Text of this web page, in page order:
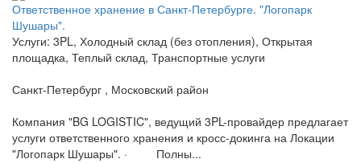
Ответственное хранение в Санкт-Петербурге. "Логопарк
Шушары".
Услуги: 3PL, Холодный склад (без отопления), Открытая
площадка, Теплый склад, Транспортные услуги
Санкт-Петербург , Московский район
Компания "BG LOGISTIC", ведущий 3PL-провайдер предлагает
услуги ответственного хранения и кросс-докинга на Локации
"Логопарк Шушары". · Полны...